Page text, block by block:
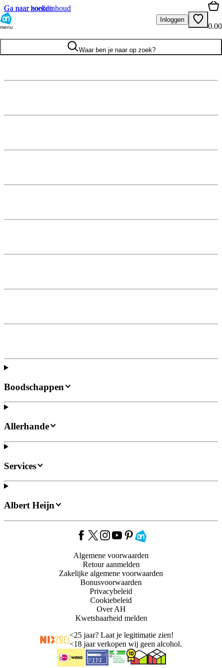
Ga naar hoofdinhoud
Ga naar zoeken
menu
Inloggen
0.00
Waar ben je naar op zoek?
Boodschappen
Allerhande
Services
Albert Heijn
Algemene voorwaarden
Retour aanmelden
Zakelijke algemene voorwaarden
Bonusvoorwaarden
Privacybeleid
Cookiebeleid
Over AH
Kwetsbaarheid melden
<25 jaar? Laat je legitimatie zien!
<18 jaar verkopen wij geen alcohol.